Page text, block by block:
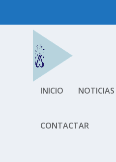
INICIO NOTICIAS
CONTACTAR